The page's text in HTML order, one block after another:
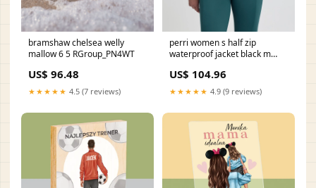
bramshaw chelsea welly
mallow 6 5 RGroup_PN4WT
US$ 96.48
★★★★★ 4.5 (7 reviews)
perri women s half zip
waterproof jacket black m
US$ 104.96
★★★★★ 4.9 (9 reviews)